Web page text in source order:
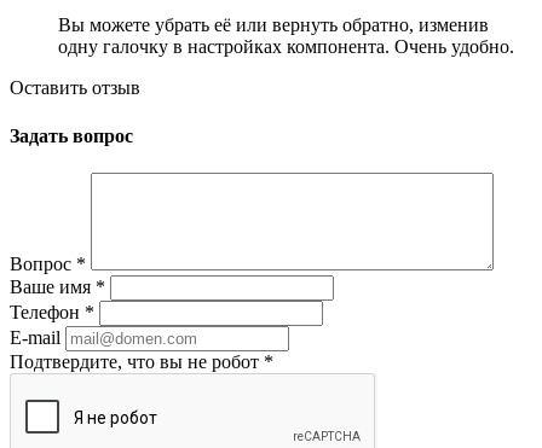
Вы можете убрать её или вернуть обратно, изменив
одну галочку в настройках компонента. Очень удобно.
Оставить отзыв
Задать вопрос
Вопрос *
Ваше имя *
Телефон *
E-mail
Подтвердите, что вы не робот *